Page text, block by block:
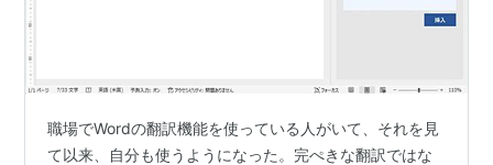
職場でWordの翻訳機能を使っている人がいて、それを見
て以来、自分も使うようになった。完ぺきな翻訳ではな